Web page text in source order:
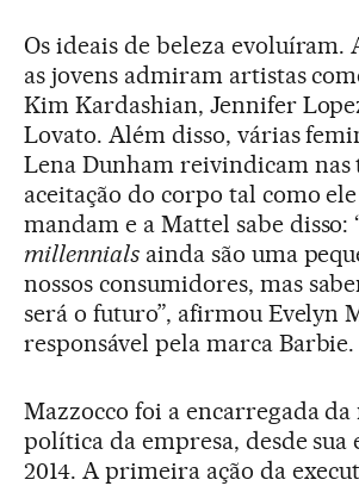
Os ideais de beleza evoluíram.
as jovens admiram artistas
Kim Kardashian, Jennifer
Lovato. Além disso, várias
Lena Dunham reivindicam nas
aceitação do corpo tal como
mandam e a Mattel sabe disso:
millennialsainda são uma
nossos consumidores, mas
será o futuro”, afirmou Evelyn
responsável pela marca Barbie.
Mazzocco foi a encarregada da
política da empresa, desde sua
2014. A primeira ação da